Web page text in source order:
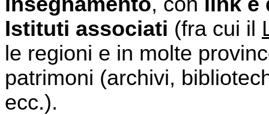
Istituti associati (fra cui il
le regioni e in molte
patrimoni (archivi,
ecc.).